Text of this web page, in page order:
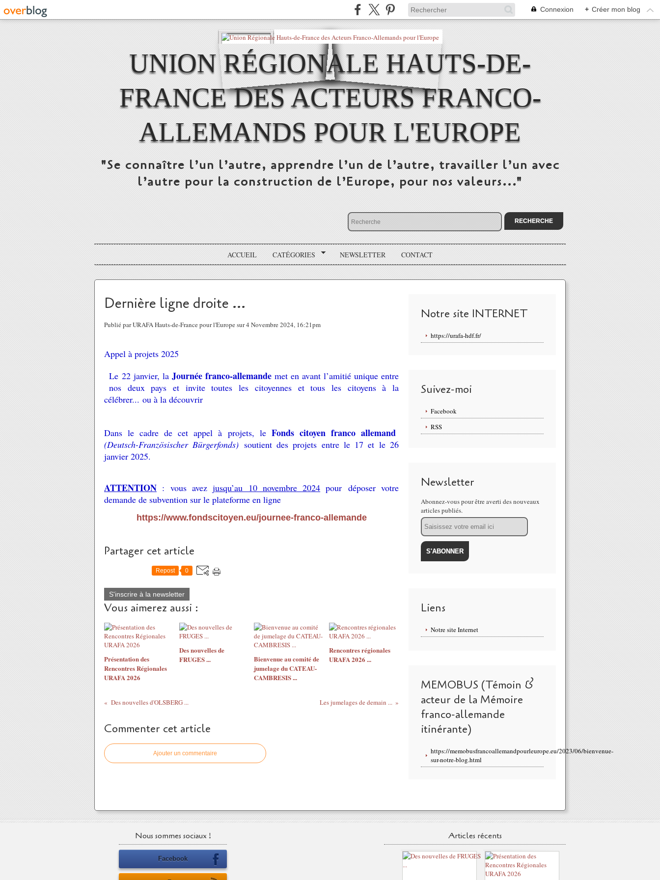
Connexion + Créer mon blog
UNION RÉGIONALE HAUTS-DE-
FRANCE DES ACTEURS FRANCO-
ALLEMANDS POUR L'EUROPE
"Se connaître l’un l’autre, apprendre l’un de l’autre, travailler l’un avec
l’autre pour la construction de l’Europe, pour nos valeurs..."
ACCUEIL CATÉGORIES NEWSLETTER CONTACT
Dernière ligne droite ...
Publié par URAFA Hauts-de-France pour l'Europe sur 4 Novembre 2024, 16:21pm
Appel à projets 2025
Le 22 janvier, la Journée franco-allemande met en avant l’amitié unique entre
nos deux pays et invite toutes les citoyennes et tous les citoyens à la
célébrer... ou à la découvrir
Dans le cadre de cet appel à projets, le Fonds citoyen franco allemand
(Deutsch-Französischer Bürgerfonds) soutient des projets entre le 17 et le 26
janvier 2025.
ATTENTION : vous avezjusqu’au 10 novembre 2024 pour déposer votre
demande de subvention sur le plateforme en ligne
https://www.fondscitoyen.eu/journee-franco-allemande
Partager cet article
Repost 0
S'inscrire à la newsletter
Vous aimerez aussi :
Présentation des
Rencontres Régionales
URAFA 2026
Des nouvelles de
FRUGES ...
Bienvenue au comité de
jumelage du CATEAU-
CAMBRESIS ...
Rencontres régionales
URAFA 2026 ...
Des nouvelles d'OLSBERG ... Les jumelages de demain ...
Commenter cet article
Ajouter un commentaire
Notre site INTERNET
https://urafa-hdf.fr/
Suivez-moi
Facebook
RSS
Newsletter
Abonnez-vous pour être averti des nouveaux
articles publiés.
Email
Liens
Notre site Internet
MEMOBUS (Témoin &
acteur de la Mémoire
franco-allemande
itinérante)
https://memobusfrancoallemandpourleurope.eu/2023/06/bienvenue-
sur-notre-blog.html
Nous sommes sociaux !
Facebook
Articles récents